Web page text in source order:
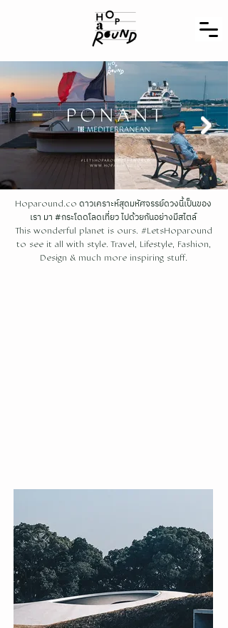
Hoparound.co ดาวเคราะห์สุดมหัศจรรย์ดวงนี้เป็นของ
เรา มา #กระโดดโลดเที่ยว ไปด้วยกันอย่างมีสไตล์
This wonderful planet is ours. #LetsHoparound
to see it all with style. Travel, Lifestyle, Fashion,
Design & much more inspiring stuff.